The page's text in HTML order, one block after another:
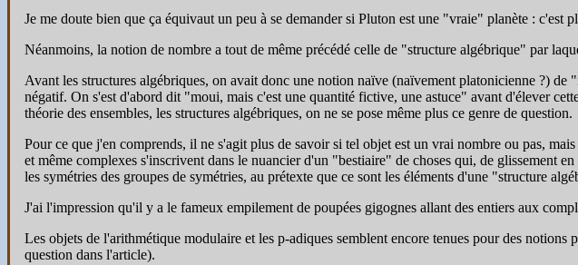
Je me doute bien que ça équivaut un peu à se demander si Pluton est une "vraie" planète :
Néanmoins, la notion de nombre a tout de même précédé celle de "structure algébrique" par
Avant les structures algébriques, on avait donc une notion naïve (naïvement platonicienne ?)
négatif. On s'est d'abord dit "moui, mais c'est une quantité fictive, une astuce" avant d'élever
théorie des ensembles, les structures algébriques, on ne se pose même plus ce genre de question.
Pour ce que j'en comprends, il ne s'agit plus de savoir si tel objet est un vrai nombre ou pas,
et même complexes s'inscrivent dans le nuancier d'un "bestiaire" de choses qui, de glissement
les symétries des groupes de symétries, au prétexte que ce sont les éléments d'une "structure
J'ai l'impression qu'il y a le fameux empilement de poupées gigognes allant des entiers aux
Les objets de l'arithmétique modulaire et les p-adiques semblent encore tenues pour des
question dans l'article).